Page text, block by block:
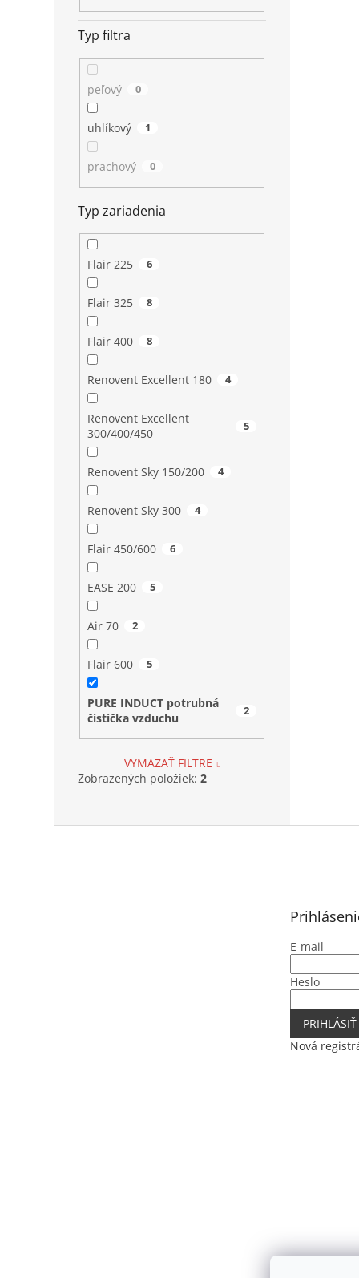
Typ filtra
peľový 0
uhlíkový 1
prachový 0
Typ zariadenia
Flair 225 6
Flair 325 8
Flair 400 8
Renovent Excellent 180 4
Renovent Excellent
300/400/450
5
Renovent Sky 150/200 4
Renovent Sky 300 4
Flair 450/600 6
EASE 200 5
Air 70 2
Flair 600 5
PURE INDUCT potrubná
čistička vzduchu
2
VYMAZAŤ FILTRE
Zobrazených položiek:2
E-mail
Heslo
Nová